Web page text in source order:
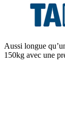
Aussi longue
150kg avec une